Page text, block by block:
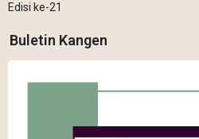
Edisi ke-21
Buletin Kangen